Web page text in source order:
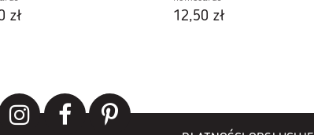
zł 12,50 zł